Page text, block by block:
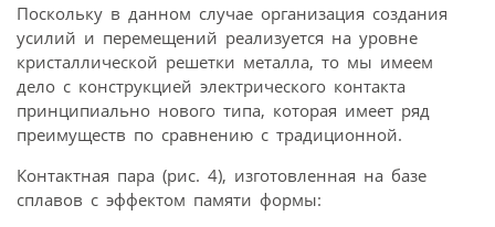
Поскольку в данном случае организация создания
усилий и перемещений реализуется на уровне
кристаллической решетки металла, то мы имеем
дело с конструкцией электрического контакта
принципиально нового типа, которая имеет ряд
преимуществ по сравнению с традиционной.
Контактная пара (рис. 4), изготовленная на базе
сплавов с эффектом памяти формы: